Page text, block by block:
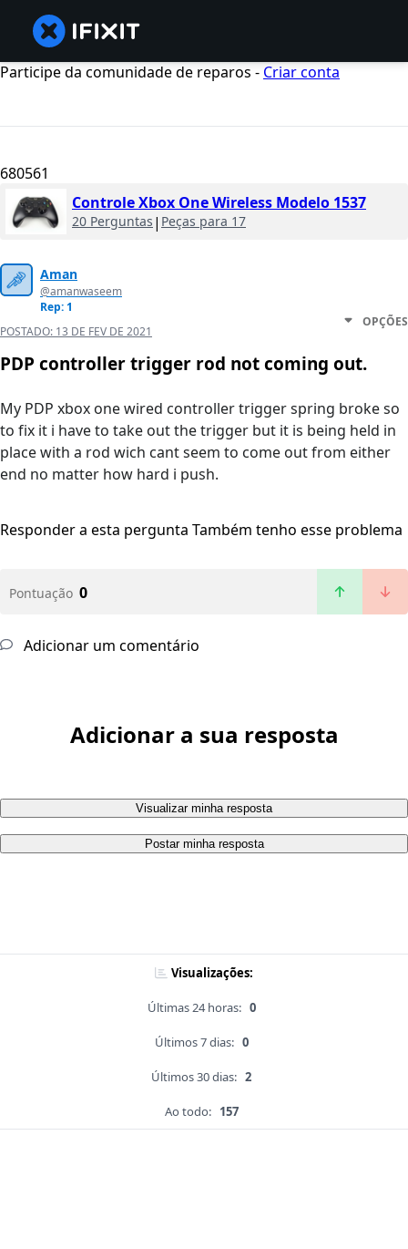
Participe da comunidade de reparos - Criar conta
680561
Controle Xbox One Wireless Modelo 1537
20 Perguntas | Peças para 17
Aman
@amanwaseem
Rep: 1
POSTADO: 13 DE FEV DE 2021
OPÇÕES
PDP controller trigger rod not coming out.
My PDP xbox one wired controller trigger spring broke so
to fix it i have to take out the trigger but it is being held in
place with a rod wich cant seem to come out from either
end no matter how hard i push.
Responder a esta pergunta Também tenho esse problema
Pontuação 0
Adicionar um comentário
Adicionar a sua resposta
Visualizar minha resposta
Postar minha resposta
Visualizações:
Últimas 24 horas: 0
Últimos 7 dias: 0
Últimos 30 dias: 2
Ao todo: 157